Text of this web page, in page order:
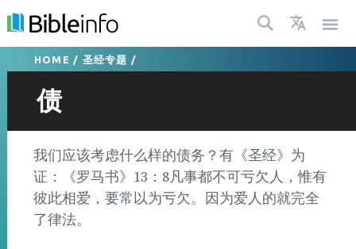
HOME / 圣经专题 /
债
我们应该考虑什么样的债务？有《圣经》为
证：《罗马书》13：8凡事都不可亏欠人，惟有
彼此相爱，要常以为亏欠。因为爱人的就完全
了律法。